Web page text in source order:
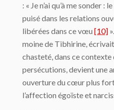
: « Je n’ai qu’à me sonder :
puisé dans les relations
libérées dans ce vœu [10]
moine de Tibhirine,
chasteté, dans ce contexte
persécutions, devient une
ouverture du cœur plus
l’affection égoïste et